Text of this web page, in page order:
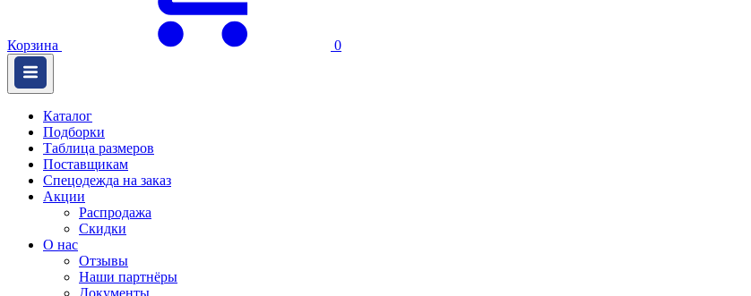
Корзина 0
Каталог
Подборки
Таблица размеров
Поставщикам
Спецодежда на заказ
Акции
Распродажа
Скидки
О нас
Отзывы
Наши партнёры
Документы